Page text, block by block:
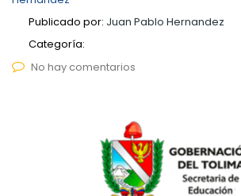
Publicado por: Juan Pablo Hernandez
Categoría:
No hay comentarios